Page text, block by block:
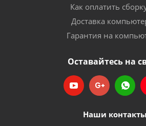
Как оплатить
Доставка
Гарантия на
Оставайтесь на
Наши контакты